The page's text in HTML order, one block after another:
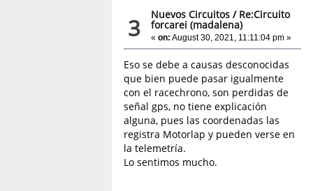
3 Nuevos Circuitos / Re:Circuito
forcarei (madalena)
«on: August 30, 2021, 11:11:04 pm »
Eso se debe a causas desconocidas
que bien puede pasar igualmente
con el racechrono, son perdidas de
señal gps, no tiene explicación
alguna, pues las coordenadas las
registra Motorlap y pueden verse en
la telemetría.
Lo sentimos mucho.